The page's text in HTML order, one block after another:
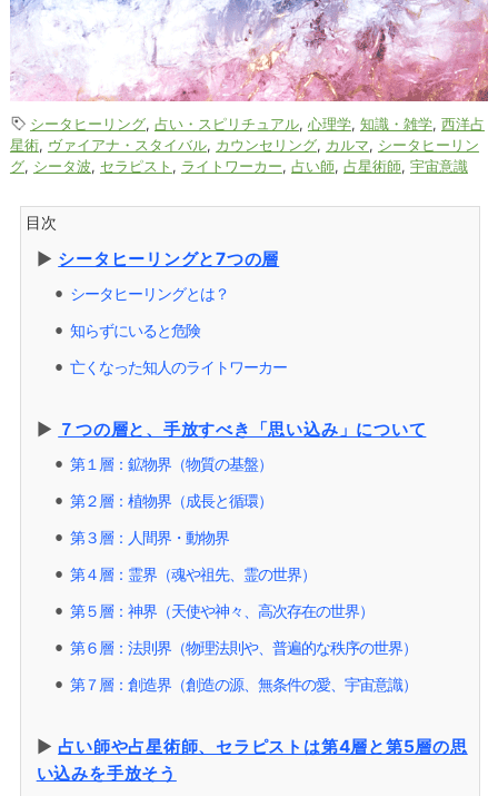
シータヒーリング, 占い・スピリチュアル, 心理学, 知識・雑学, 西洋占
星術, ヴァイアナ・スタイバル, カウンセリング, カルマ, シータヒーリン
グ, シータ波, セラピスト , ライトワーカー, 占い師, 占星術師, 宇宙意識
目次
▶︎ シータヒーリングと7つの層
⚫︎ シータヒーリングとは？
⚫︎ 知らずにいると危険
⚫︎ 亡くなった知人のライトワーカー
▶︎ ７つの層と、手放すべき「思い込み」について
⚫︎ 第１層：鉱物界（物質の基盤）
⚫︎ 第２層：植物界（成長と循環）
⚫︎ 第３層：人間界・動物界
⚫︎ 第４層：霊界（魂や祖先、霊の世界）
⚫︎ 第５層：神界（天使や神々、高次存在の世界）
⚫︎ 第６層：法則界（物理法則や、普遍的な秩序の世界）
⚫︎ 第７層：創造界（創造の源、無条件の愛、宇宙意識）
▶︎占い師や占星術師、セラピストは第4層と第5層の思
い込みを手放そう